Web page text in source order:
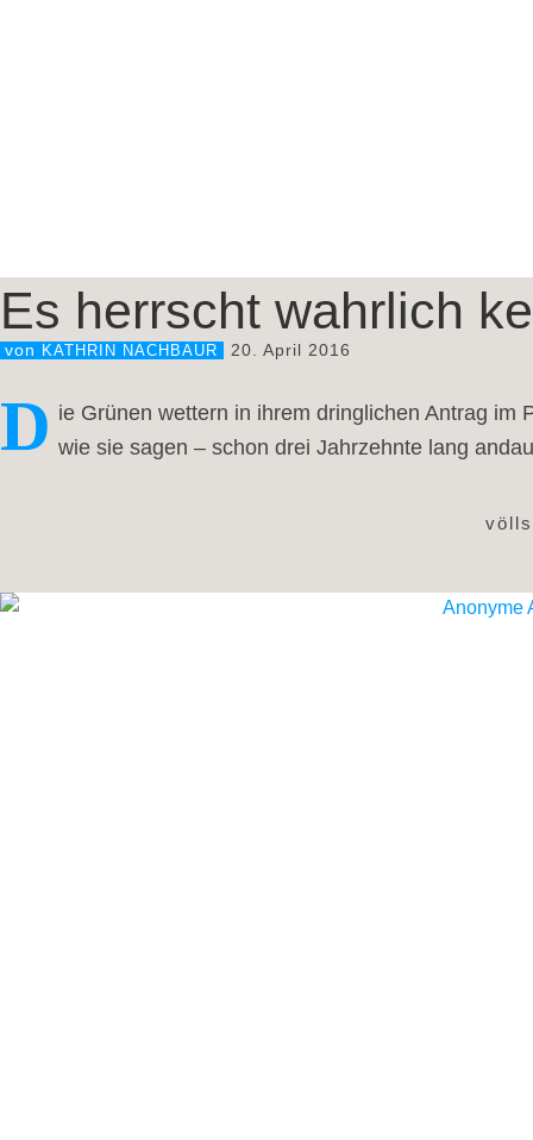
Es herrscht wahrlich
von KATHRIN NACHBAUR 20. April 2016
D ie Grünen wettern in ihrem dringlichen Antrag im
wie sie sagen – schon drei Jahrzehnte lang